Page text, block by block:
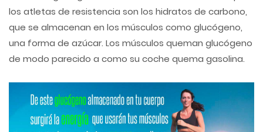
los atletas de resistencia son los hidratos de carbono,
que se almacenan en los músculos como glucógeno,
una forma de azúcar. Los músculos queman glucógeno
de modo parecido a como su coche quema gasolina.